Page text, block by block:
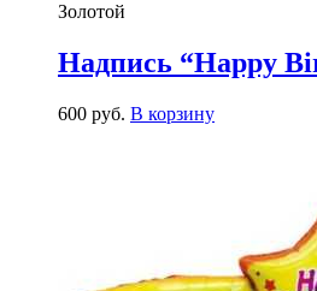
Золотой
Надпись “Happy
600 руб. В корзину